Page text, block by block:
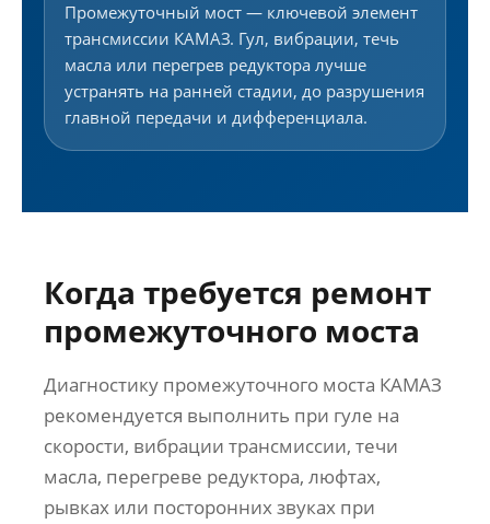
Промежуточный мост — ключевой элемент
трансмиссии КАМАЗ. Гул, вибрации, течь
масла или перегрев редуктора лучше
устранять на ранней стадии, до разрушения
главной передачи и дифференциала.
Когда требуется ремонт
промежуточного моста
Диагностику промежуточного моста КАМАЗ
рекомендуется выполнить при гуле на
скорости, вибрации трансмиссии, течи
масла, перегреве редуктора, люфтах,
рывках или посторонних звуках при